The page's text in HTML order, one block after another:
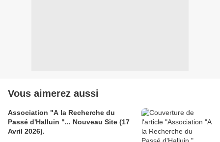
Vous aimerez aussi
Association "A la Recherche du
Passé d'Halluin "... Nouveau Site (17
Avril 2026).